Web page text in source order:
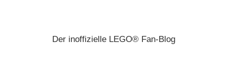
Der inoffizielle LEGO® Fan-Blog